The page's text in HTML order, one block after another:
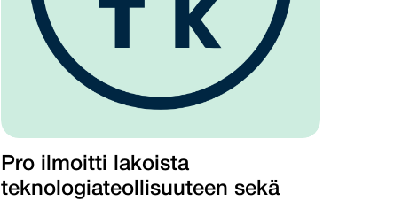
Pro ilmoitti lakoista
teknologiateollisuuteen sekä